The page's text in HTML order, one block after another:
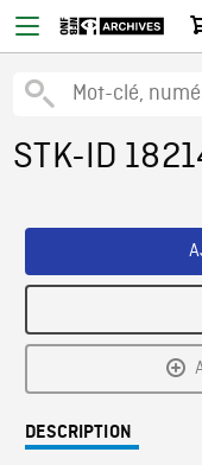
STK-ID
DESCRIPTION